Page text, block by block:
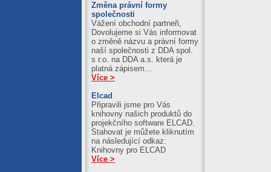
Změna právní formy
společnosti
Vážení obchodní partneři,
Dovolujeme si Vás informovat
o změně názvu a právní formy
naší společnosti z DDA spol.
s r.o. na DDA a.s. která je
platná zápisem...
Více >
Elcad
Připravili jsme pro Vás
knihovny našich produktů do
projekčního software ELCAD.
Stahovat je můžete kliknutím
na následující odkaz:
Knihovny pro ELCAD
Více >